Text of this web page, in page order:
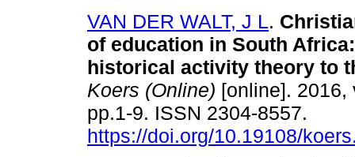
VAN DER WALT, J L.
of education in South
historical activity theory to
Koers (Online) [online]. 2016,
pp.1-9. ISSN 2304-8557.
https://doi.org/10.19108/